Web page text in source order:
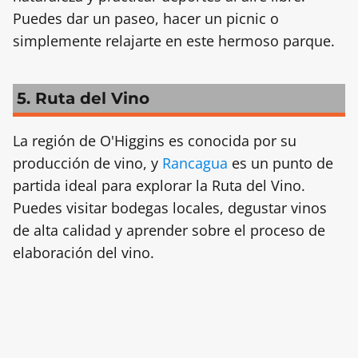
Puedes dar un paseo, hacer un picnic o
simplemente relajarte en este hermoso parque.
5. Ruta del Vino
La región de O'Higgins es conocida por su
producción de vino, y Rancagua es un punto de
partida ideal para explorar la Ruta del Vino.
Puedes visitar bodegas locales, degustar vinos
de alta calidad y aprender sobre el proceso de
elaboración del vino.